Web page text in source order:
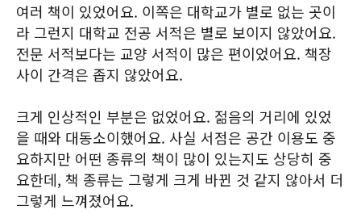
여러 책이 있었어요. 이쪽은 대학교가 별로 없는 곳이
라 그런지 대학교 전공 서적은 별로 보이지 않았어요.
전문 서적보다는 교양 서적이 많은 편이었어요. 책장
사이 간격은 좁지 않았어요.
크게 인상적인 부분은 없었어요. 젊음의 거리에 있었
을 때와 대동소이했어요. 사실 서점은 공간 이용도 중
요하지만 어떤 종류의 책이 많이 있는지도 상당히 중
요한데, 책 종류는 그렇게 크게 바뀐 것 같지 않아서 더
그렇게 느껴졌어요.